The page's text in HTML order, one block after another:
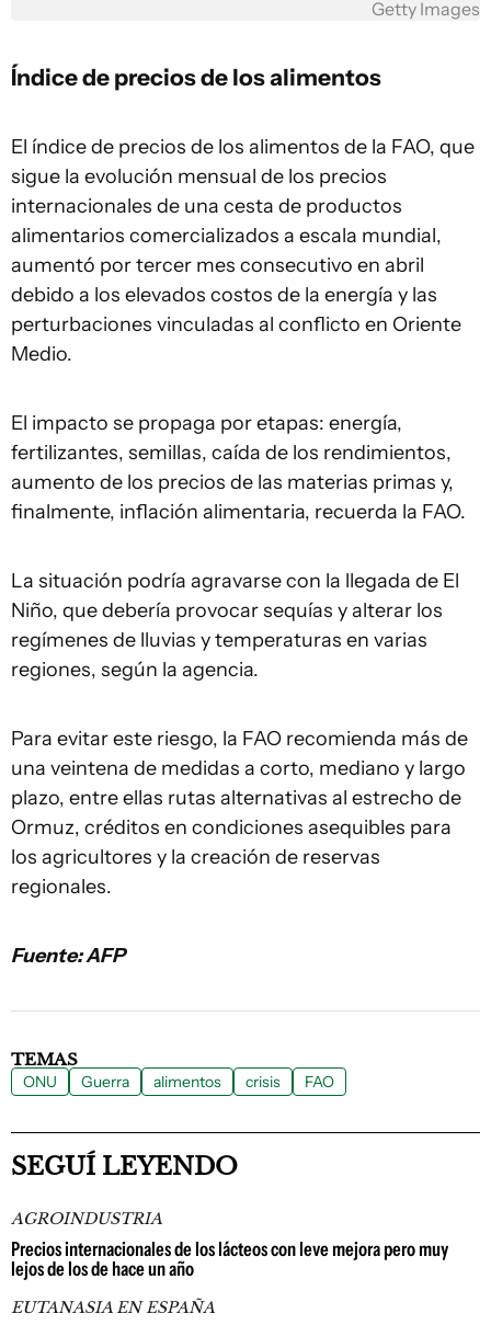
Getty Images
Índice de precios de los alimentos
El índice de precios de los alimentos de la FAO, que
sigue la evolución mensual de los precios
internacionales de una cesta de productos
alimentarios comercializados a escala mundial,
aumentó por tercer mes consecutivo en abril
debido a los elevados costos de la energía y las
perturbaciones vinculadas al conflicto en Oriente
Medio.
El impacto se propaga por etapas: energía,
fertilizantes, semillas, caída de los rendimientos,
aumento de los precios de las materias primas y,
finalmente, inflación alimentaria, recuerda la FAO.
La situación podría agravarse con la llegada de El
Niño, que debería provocar sequías y alterar los
regímenes de lluvias y temperaturas en varias
regiones, según la agencia.
Para evitar este riesgo, la FAO recomienda más de
una veintena de medidas a corto, mediano y largo
plazo, entre ellas rutas alternativas al estrecho de
Ormuz, créditos en condiciones asequibles para
los agricultores y la creación de reservas
regionales.
Fuente: AFP
TEMAS
ONU Guerra alimentos crisis FAO
SEGUÍ LEYENDO
AGROINDUSTRIA
Precios internacionales de los lácteos con leve mejora pero muy
lejos de los de hace un año
EUTANASIA EN ESPAÑA